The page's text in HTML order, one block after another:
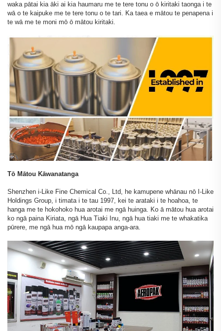
waka pātai kia āki ai kia haumaru me te tere tonu o ō kiritaki taonga i te
wā o te kaipuke me te tere tonu o te tari. Ka taea e mātou te penapena i
te wā me te moni mō ō mātou kiritaki.
Tō Mātou Kāwanatanga
Shenzhen i-Like Fine Chemical Co., Ltd, he kamupene whānau nō I-Like
Holdings Group, i timata i te tau 1997, kei te arataki i te hoahoa, te
hanga me te hokohoko hua arotai me ngā huinga. Ko ā mātou hua arotai
ko ngā paina Kiriata, ngā Hua Tiaki Inu, ngā hua tiaki me te whakatika
pūrere, me ngā hua mō ngā kaupapa anga-ara.